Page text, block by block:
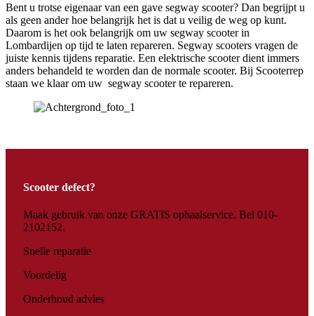
Bent u trotse eigenaar van een gave segway scooter? Dan begrijpt u
als geen ander hoe belangrijk het is dat u veilig de weg op kunt.
Daarom is het ook belangrijk om uw segway scooter in
Lombardijen op tijd te laten repareren. Segway scooters vragen de
juiste kennis tijdens reparatie. Een elektrische scooter dient immers
anders behandeld te worden dan de normale scooter. Bij Scooterrep
staan we klaar om uw segway scooter te repareren.
Scooter defect?
Maak gebruik van onze GRATIS ophaalservice. Bel 010-
2102152.
Snelle reparatie
Voordelig
Onderhoud advies